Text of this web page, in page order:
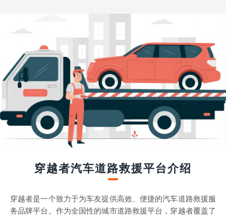
穿越者汽车道路救援平台介绍
穿越者是一个致力于为车友提供高效、便捷的汽车道路救援服
务品牌平台。作为全国性的城市道路救援平台，穿越者覆盖了